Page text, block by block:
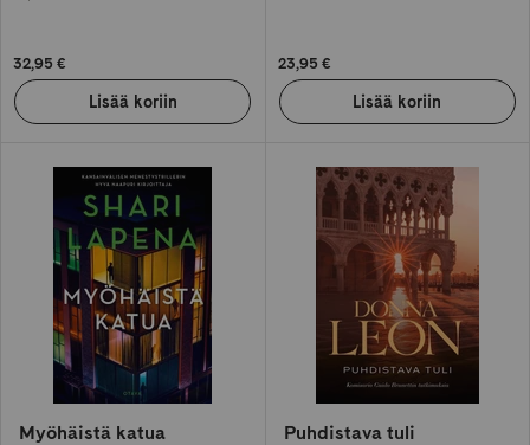
32,95 € 23,95 €
Myöhäistä katua Puhdistava tuli